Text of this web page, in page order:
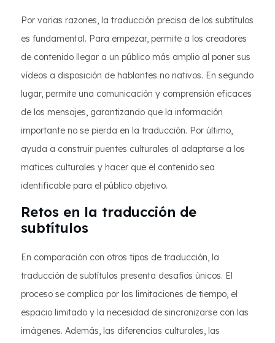
Por varias razones, la traducción precisa de los subtítulos
es fundamental. Para empezar, permite a los creadores
de contenido llegar a un público más amplio al poner sus
vídeos a disposición de hablantes no nativos. En segundo
lugar, permite una comunicación y comprensión eficaces
de los mensajes, garantizando que la información
importante no se pierda en la traducción. Por último,
ayuda a construir puentes culturales al adaptarse a los
matices culturales y hacer que el contenido sea
identificable para el público objetivo.
Retos en la traducción de
subtítulos
En comparación con otros tipos de traducción, la
traducción de subtítulos presenta desafíos únicos. El
proceso se complica por las limitaciones de tiempo, el
espacio limitado y la necesidad de sincronizarse con las
imágenes. Además, las diferencias culturales, las